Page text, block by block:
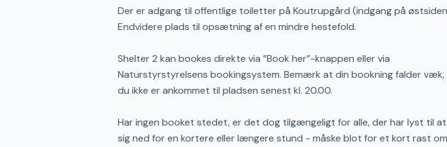
Der er adgang til offentlige toiletter på Koutrupgård (indgang på
Endvidere plads til opsætning af en mindre hestefold.
Shelter 2 kan bookes direkte via ”Book her”-knappen eller via
Naturstyrstyrelsens bookingsystem. Bemærk at din bookning falder væk,
du ikke er ankommet til pladsen senest kl. 20.00.
Har ingen booket stedet, er det dog tilgængeligt for alle, der har lyst til at
sig ned for en kortere eller længere stund - måske blot for et kort rast